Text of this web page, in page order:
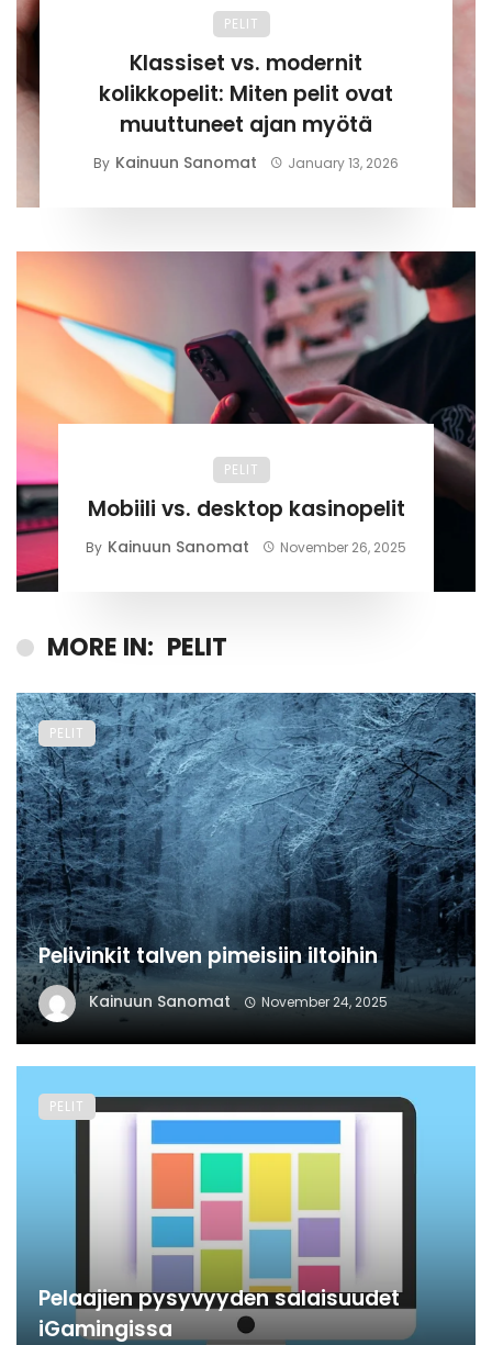
PELIT
Klassiset vs. modernit
kolikkopelit: Miten pelit ovat
muuttuneet ajan myötä
By Kainuun Sanomat January 13, 2026
PELIT
Mobiili vs. desktop kasinopelit
By Kainuun Sanomat November 26, 2025
MORE IN: PELIT
Pelivinkit talven pimeisiin iltoihin
Kainuun Sanomat November 24, 2025
PELIT
Pelaajien pysyvyyden salaisuudet
iGamingissa
PELIT